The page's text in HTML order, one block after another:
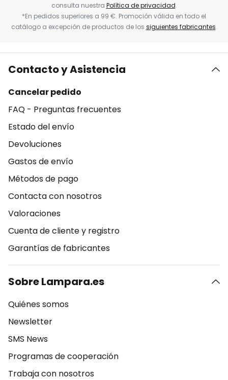
consulta nuestra Política de privacidad.
*En pedidos superiores a 99 €. Promoción válida en todo el
catálogo a excepción de productos de los siguientes fabricantes.
Contacto y Asistencia
Cancelar pedido
FAQ - Preguntas frecuentes
Estado del envío
Devoluciones
Gastos de envío
Métodos de pago
Contacta con nosotros
Valoraciones
Cuenta de cliente y registro
Garantías de fabricantes
Sobre Lampara.es
Quiénes somos
Newsletter
SMS News
Programas de cooperación
Trabaja con nosotros